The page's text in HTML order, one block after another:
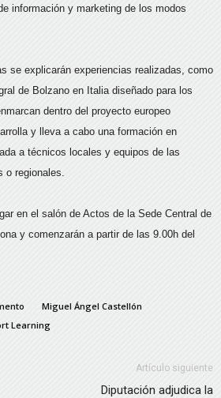
información y marketing de los modos
se explicarán experiencias realizadas, como
de Bolzano en Italia diseñado para los
dentro del proyecto europeo
y lleva a cabo una formación en
a técnicos locales y equipos de las
o regionales.
en el salón de Actos de la Sede Central de
y comenzarán a partir de las 9.00h del
Miguel Ángel Castellón
Learning
Artículo siguiente
Diputación adjudica la